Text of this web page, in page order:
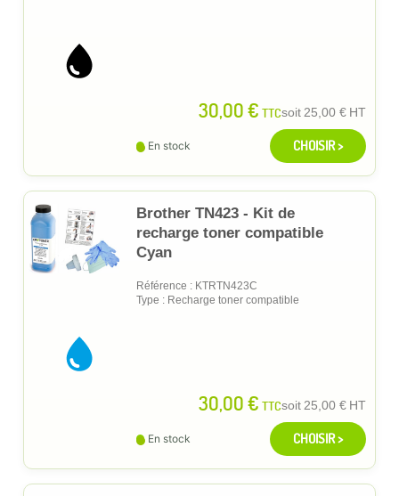
30,00 € TTCsoit25,00 € HT
En stock CHOISIR >
Brother TN423 - Kit de
recharge toner compatible
Cyan
Référence : KTRTN423C
Type : Recharge toner compatible
30,00 € TTCsoit25,00 € HT
En stock CHOISIR >